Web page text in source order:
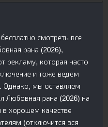
смотреть все
рана (2026),
рекламу, которая часто
и тоже ведем
Однако, мы оставляем
Любовная рана (2026) на
в хорошем качестве
(отключится вся